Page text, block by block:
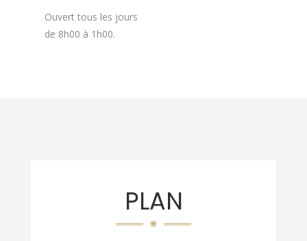
Ouvert tous les jours
de 8h00 à 1h00.
PLAN